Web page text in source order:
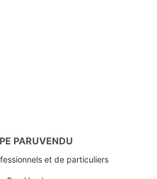
PARUVENDU
et de particuliers